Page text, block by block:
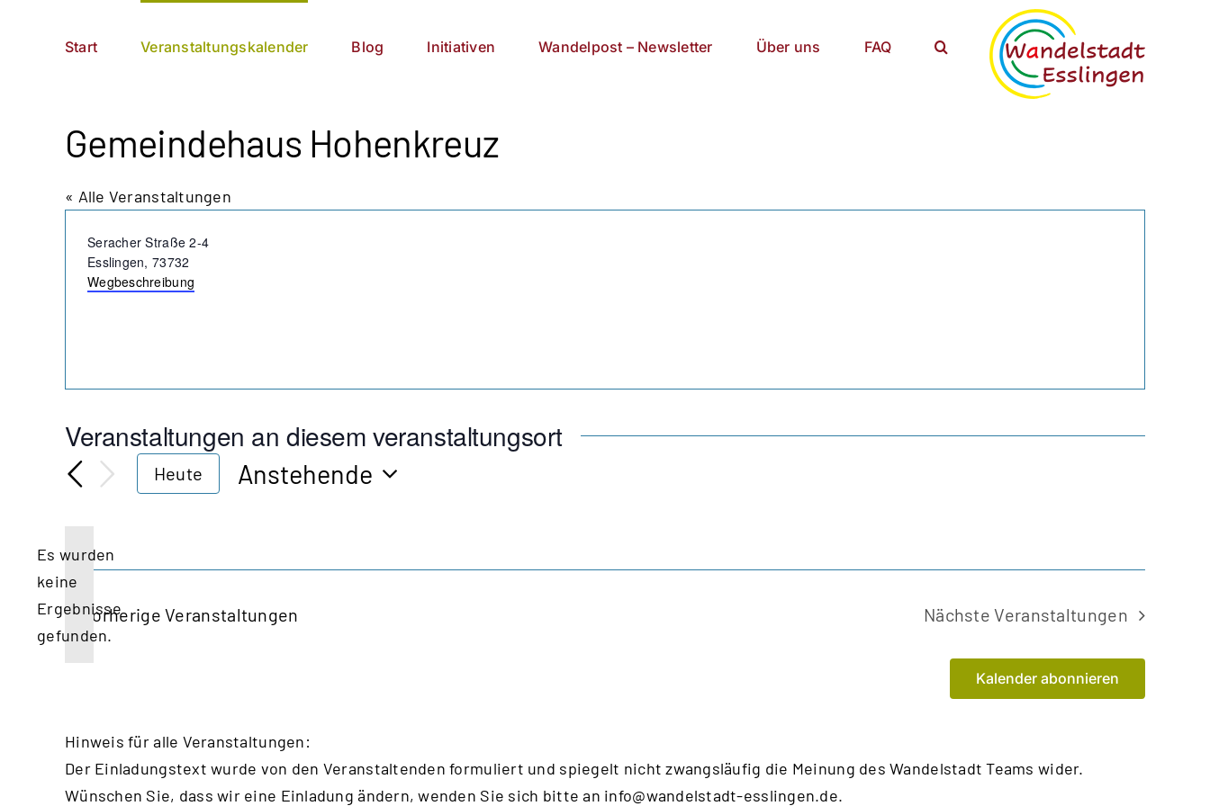
Start Veranstaltungskalender Blog Initiativen Wandelpost – Newsletter Über uns FAQ
Gemeindehaus Hohenkreuz
« Alle Veranstaltungen
Adresse
Seracher Straße 2-4
Esslingen, 73732
Wegbeschreibung
Veranstaltungen an diesem veranstaltungsort
Hinweis
Es wurden
keine
Ergebnisse
gefunden.
Heute
Anstehende
VorherigeVeranstaltungen NächsteVeranstaltungen
Kalender abonnieren
Hinweis für alle Veranstaltungen:
Der Einladungstext wurde von den Veranstaltenden formuliert und spiegelt nicht zwangsläufig die Meinung des Wandelstadt Teams wider.
Wünschen Sie, dass wir eine Einladung ändern, wenden Sie sich bitte an info@wandelstadt-esslingen.de.